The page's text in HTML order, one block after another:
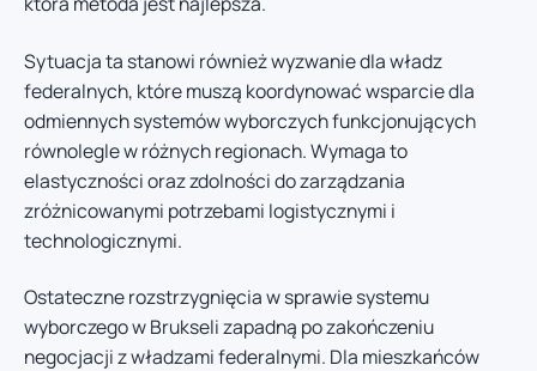
Sytuacja ta stanowi również wyzwanie dla władz
federalnych, które muszą koordynować wsparcie dla
odmiennych systemów wyborczych funkcjonujących
równolegle w różnych regionach. Wymaga to
elastyczności oraz zdolności do zarządzania
zróżnicowanymi potrzebami logistycznymi i
technologicznymi.
Ostateczne rozstrzygnięcia w sprawie systemu
wyborczego w Brukseli zapadną po zakończeniu
negocjacji z władzami federalnymi. Dla mieszkańców